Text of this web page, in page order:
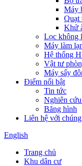
Máy
Quạt
Khử
Lọc không
Máy làm
Hệ thống
Vật tư
Máy sấy
Điểm nổi bật
Tin tức
Nghiên
Băng hình
Liên hệ với
English
Trang chủ
Khu dân cư